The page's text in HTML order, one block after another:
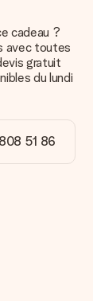
: Paypal,
un délai de
cadeau en
tout à
client qui
vous
Vous
espace
cadeau ?
avec toutes
gratuit
du lundi
51 86